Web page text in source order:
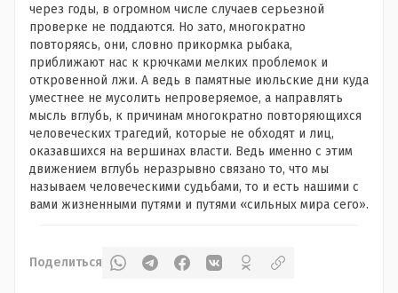
через годы, в огромном числе случаев серьезной
проверке не поддаются. Но зато, многократно
повторяясь, они, словно прикормка рыбака,
приближают нас к крючками мелких проблемок и
откровенной лжи. А ведь в памятные июльские дни куда
уместнее не мусолить непроверяемое, а направлять
мысль вглубь, к причинам многократно повторяющихся
человеческих трагедий, которые не обходят и лиц,
оказавшихся на вершинах власти. Ведь именно с этим
движением вглубь неразрывно связано то, что мы
называем человеческими судьбами, то и есть нашими с
вами жизненными путями и путями «сильных мира сего».
Поделиться